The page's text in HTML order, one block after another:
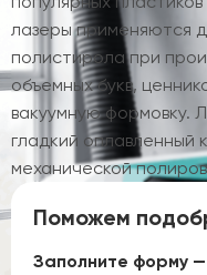
лазеры применяются
полистирола при
объемных букв,
вакуумную формовку.
гладкий
механической
Поможем
Заполните форму